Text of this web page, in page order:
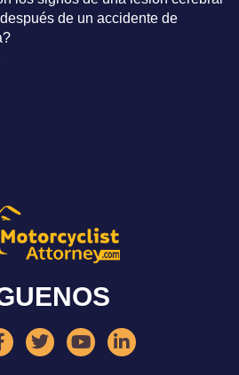
de un accidente de